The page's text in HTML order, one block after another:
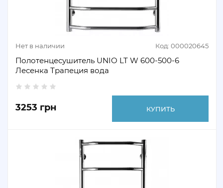
Нет в наличии Код: 000020645
Полотенцесушитель UNIO LT W 600-500-6
Лесенка Трапеция вода
3253 грн КУПИТЬ